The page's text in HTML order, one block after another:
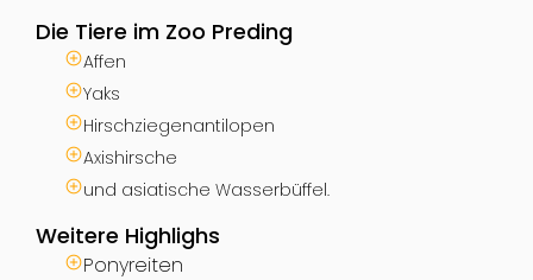
Die Tiere im Zoo Preding
Affen
Yaks
Hirschziegenantilopen
Axishirsche
und asiatische Wasserbüffel.
Weitere Highlighs
Ponyreiten